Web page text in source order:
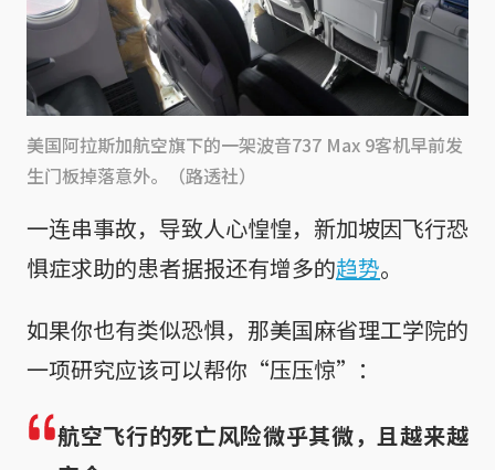
美国阿拉斯加航空旗下的一架波音737 Max 9客机早前发
生门板掉落意外。（路透社）
一连串事故，导致人心惶惶，新加坡因飞行恐
惧症求助的患者据报还有增多的趋势。
如果你也有类似恐惧，那美国麻省理工学院的
一项研究应该可以帮你“压压惊”：
航空飞行的死亡风险微乎其微，且越来越